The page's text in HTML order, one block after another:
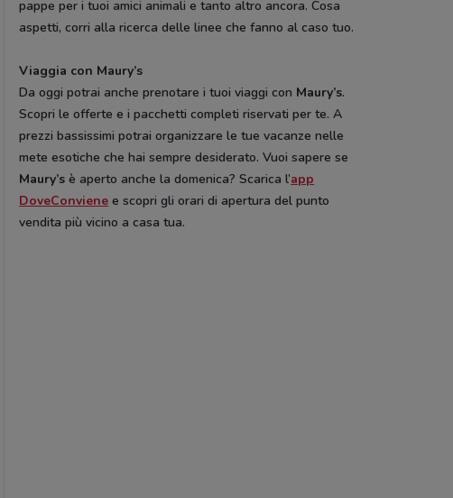
pappe per i tuoi amici animali e tanto altro ancora. Cosa
aspetti, corri alla ricerca delle linee che fanno al caso tuo.
Viaggia con Maury’s
Da oggi potrai anche prenotare i tuoi viaggi con Maury’s.
Scopri le offerte e i pacchetti completi riservati per te. A
prezzi bassissimi potrai organizzare le tue vacanze nelle
mete esotiche che hai sempre desiderato. Vuoi sapere se
Maury’s è aperto anche la domenica? Scarica l’app
DoveConviene e scopri gli orari di apertura del punto
vendita più vicino a casa tua.